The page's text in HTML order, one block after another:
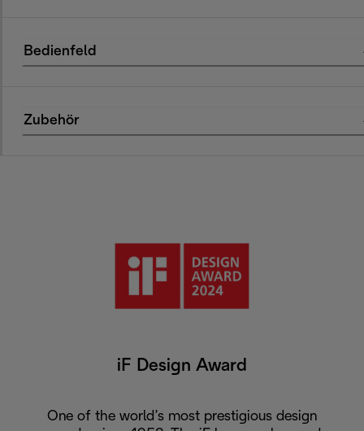
Bedienfeld
Zubehör
iF Design Award
One of the world’s most prestigious design